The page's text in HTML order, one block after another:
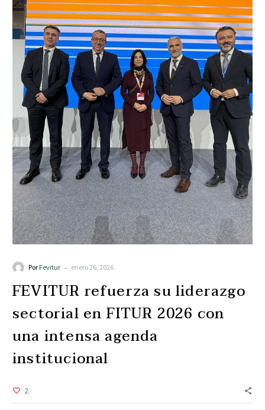
Por Fevitur - enero 26, 2026
FEVITUR refuerza su liderazgo
sectorial en FITUR 2026 con
una intensa agenda
institucional
2